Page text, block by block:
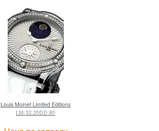
Louis Moinet Limited Editions
LM-32.20DD.80